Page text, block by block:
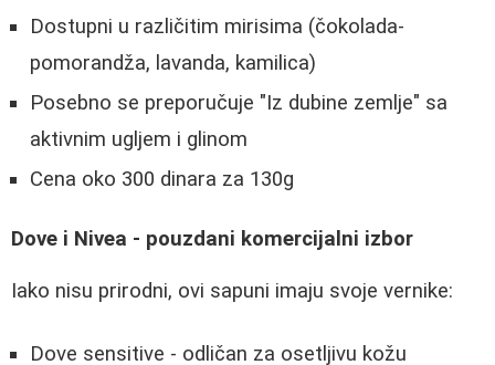
Dostupni u različitim mirisima (čokolada-
pomorandža, lavanda, kamilica)
Posebno se preporučuje "Iz dubine zemlje" sa
aktivnim ugljem i glinom
Cena oko 300 dinara za 130g
Dove i Nivea - pouzdani komercijalni izbor
Iako nisu prirodni, ovi sapuni imaju svoje vernike:
Dove sensitive - odličan za osetljivu kožu